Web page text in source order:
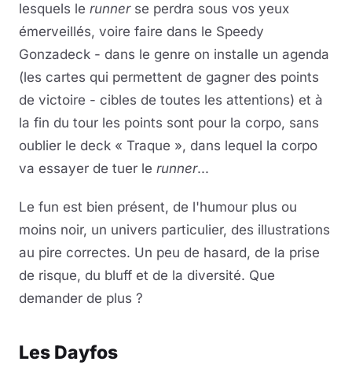
lesquels le runnerse perdra sous vos yeux
émerveillés, voire faire dans le Speedy
Gonzadeck - dans le genre on installe un agenda
(les cartes qui permettent de gagner des points
de victoire - cibles de toutes les attentions) et à
la fin du tour les points sont pour la corpo, sans
oublier le deck « Traque », dans lequel la corpo
va essayer de tuer le runner...
Le fun est bien présent, de l'humour plus ou
moins noir, un univers particulier, des illustrations
au pire correctes. Un peu de hasard, de la prise
de risque, du bluff et de la diversité. Que
demander de plus ?
Les Dayfos